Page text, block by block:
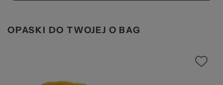
OPASKI DO TWOJEJ O BAG